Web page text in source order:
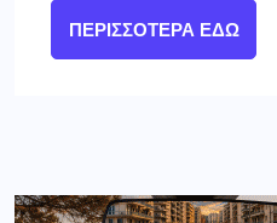
ΠΕΡΙΣΣΌΤΕΡΑ ΕΔΏ